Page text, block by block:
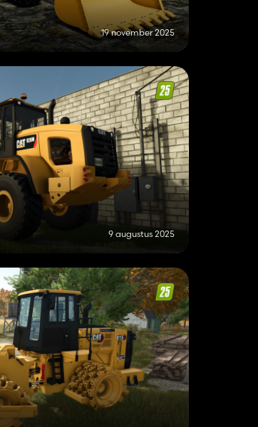
19 november 2025
9 augustus 2025